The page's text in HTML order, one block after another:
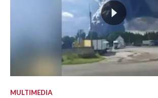
MULTIMEDIA